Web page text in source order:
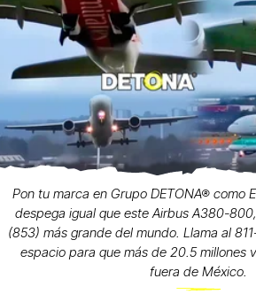
Pon tu marca en Grupo DETONA® como
despega igual que este Airbus A380-
(853) más grande del mundo. Llama al
espacio para que más de 20.5 millones
fuera de México.